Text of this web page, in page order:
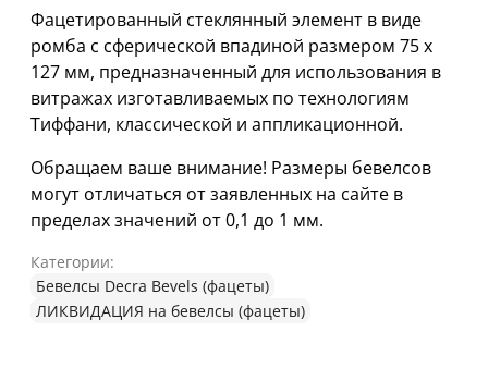
Фацетированный стеклянный элемент в виде
ромба с сферической впадиной размером 75 х
127 мм, предназначенный для использования в
витражах изготавливаемых по технологиям
Тиффани, классической и аппликационной.
Обращаем ваше внимание! Размеры бевелсов
могут отличаться от заявленных на сайте в
пределах значений от 0,1 до 1 мм.
Категории:
Бевелсы Decra Bevels (фацеты)
ЛИКВИДАЦИЯ на бевелсы (фацеты)